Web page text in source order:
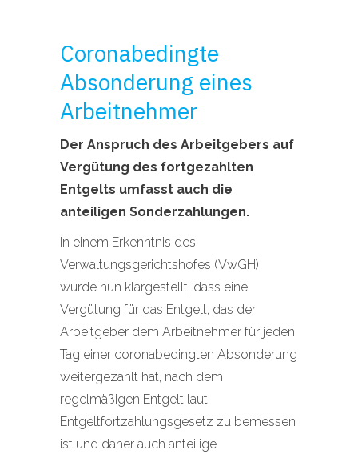
Coronabedingte
Absonderung eines
Arbeitnehmer
Der Anspruch des Arbeitgebers auf
Vergütung des fortgezahlten
Entgelts umfasst auch die
anteiligen Sonderzahlungen.
In einem Erkenntnis des
Verwaltungsgerichtshofes (VwGH)
wurde nun klargestellt, dass eine
Vergütung für das Entgelt, das der
Arbeitgeber dem Arbeitnehmer für jeden
Tag einer coronabedingten Absonderung
weitergezahlt hat, nach dem
regelmäßigen Entgelt laut
Entgeltfortzahlungsgesetz zu bemessen
ist und daher auch anteilige